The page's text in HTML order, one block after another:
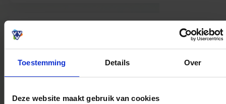
Toestemming Details Over
Deze website maakt gebruik van cookies
Hubo Wervershoof
Hubo Dinteloord